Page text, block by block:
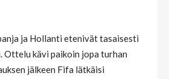
ja Hollanti etenivät tasaisesti
Ottelu kävi paikoin jopa turhan
jälkeen Fifa lätkäisi